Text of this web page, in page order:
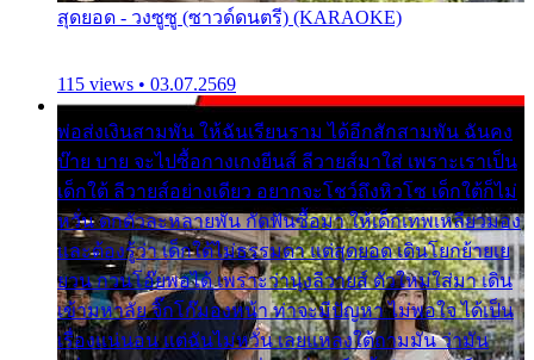
สุดยอด - วงซูซู (ซาวด์ดนตรี) (KARAOKE)
115 views • 03.07.2569
พ่อส่งเงินสามพัน ให้ฉันเรียนราม ได้อีกสักสามพัน ฉันคง
บ๊าย บาย จะไปซื้อกางเกงยีนส์ ลีวายส์มาใส่ เพราะเราเป็น
เด็กใต้ ลีวายส์อย่างเดียว อยากจะโชว์ถึงหิวโซ เด็กใต้ก็ไม่
หวั่น ตกตัวละหลายพัน กัดฟันซื้อมา ให้เด็กเทพเหลียวมอง
และต้องรู้ว่า เด็กใต้ไม่ธรรมดา แต่สุดยอด เดินโยกย้ายเย
ยวน กวนโอ๊ยพอได้ เพราะว่านุ่งลีวายส์ ตัวใหม่ใส่มา เดิน
เข้ามหาลัย จิ๊กโก๊มองหน้า ท่าจะมีปัญหา ไม่พอใจ ได้เป็น
เรื่องแน่นอน แต่ฉันไม่หวั่น เลยแหลงใต้ถามมัน ว่ามัน